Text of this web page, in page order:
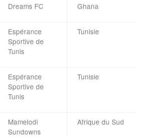
Dreams FC Ghana
Espérance
Sportive de
Tunis
Tunisie
Espérance
Sportive de
Tunis
Tunisie
Mamelodi
Sundowns
Afrique du Sud